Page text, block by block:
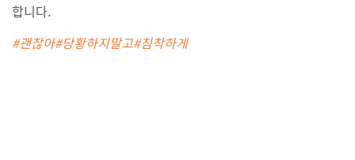
합니다.
#괜찮아#당황하지말고#침착하게